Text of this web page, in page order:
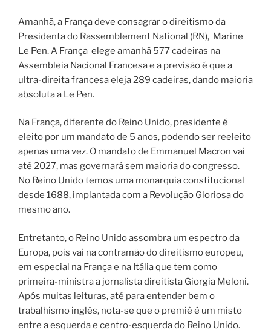
Amanhã, a França deve consagrar o direitismo da
Presidenta do Rassemblement National (RN), Marine
Le Pen. A França elege amanhã 577 cadeiras na
Assembleia Nacional Francesa e a previsão é que a
ultra-direita francesa eleja 289 cadeiras, dando maioria
absoluta a Le Pen.
Na França, diferente do Reino Unido, presidente é
eleito por um mandato de 5 anos, podendo ser reeleito
apenas uma vez. O mandato de Emmanuel Macron vai
até 2027, mas governará sem maioria do congresso.
No Reino Unido temos uma monarquia constitucional
desde 1688, implantada com a Revolução Gloriosa do
mesmo ano.
Entretanto, o Reino Unido assombra um espectro da
Europa, pois vai na contramão do direitismo europeu,
em especial na França e na Itália que tem como
primeira-ministra a jornalista direitista Giorgia Meloni.
Após muitas leituras, até para entender bem o
trabalhismo inglês, nota-se que o premiê é um misto
entre a esquerda e centro-esquerda do Reino Unido.